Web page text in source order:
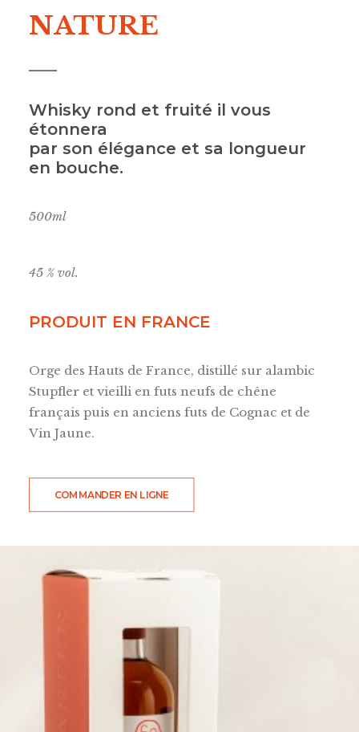
NATURE
Whisky rond et fruité il vous
étonnera
par son élégance et sa longueur
en bouche.
500ml
45 % vol.
PRODUIT EN FRANCE
Orge des Hauts de France, distillé sur alambic
Stupfler et vieilli en futs neufs de chêne
français puis en anciens futs de Cognac et de
Vin Jaune.
COMMANDER EN LIGNE